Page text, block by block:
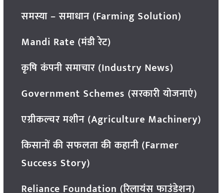
समस्या – समाधान (Farming Solution)
Mandi Rate (मंडी रेट)
कृषि कंपनी समाचार (Industry News)
Government Schemes (सरकारी योजनाएं)
एग्रीकल्चर मशीन (Agriculture Machinery)
किसानों की सफलता की कहानी (Farmer
Success Story)
Reliance Foundation (रिलायंस फाउंडेशन)